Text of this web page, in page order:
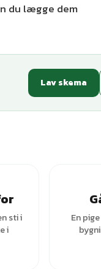
du lægge dem
Lav skema
sti i
i
En